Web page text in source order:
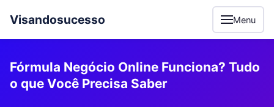
Visandosucesso Menu
Fórmula Negócio Online Funciona? Tudo
o que Você Precisa Saber